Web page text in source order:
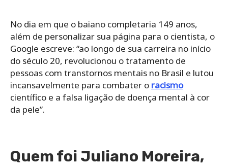
No dia em que o baiano completaria 149 anos,
além de personalizar sua página para o cientista, o
Google escreve: “ao longo de sua carreira no início
do século 20, revolucionou o tratamento de
pessoas com transtornos mentais no Brasil e lutou
incansavelmente para combater o racismo
científico e a falsa ligação de doença mental à cor
da pele”.
Quem foi Juliano Moreira,